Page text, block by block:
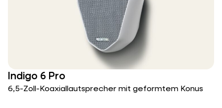
Indigo 6 Pro
6,5-Zoll-Koaxiallautsprecher mit geformtem Konus